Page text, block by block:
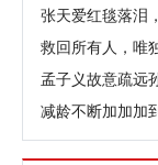
张天爱红毯落泪
救回所有人，唯
孟子义故意疏远
减龄不断加加加